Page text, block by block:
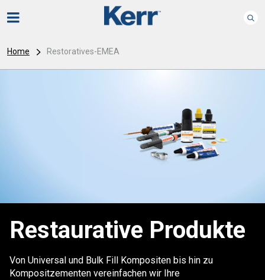
Home Restoratives-EMEA
Restaurative Produkte
Von Universal und Bulk Fill Kompositen bis hin zu
Kompositzementen vereinfachen wir Ihre